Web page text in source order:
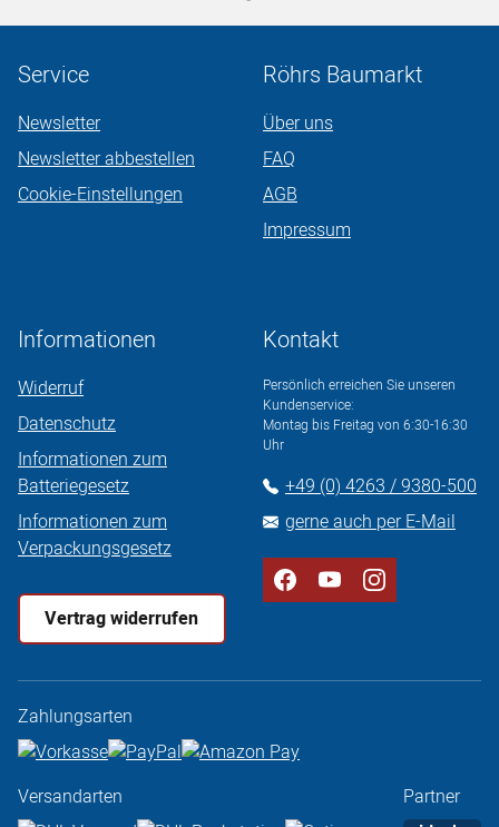
Service
Newsletter
Newsletter abbestellen
Cookie-Einstellungen
Röhrs Baumarkt
Über uns
FAQ
AGB
Impressum
Informationen
Widerruf
Datenschutz
Informationen zum
Batteriegesetz
Informationen zum
Verpackungsgesetz
Vertrag widerrufen
Kontakt
Persönlich erreichen Sie unseren
Kundenservice:
Montag bis Freitag von 6:30-16:30
Uhr
+49 (0) 4263 / 9380-500
gerne auch per E-Mail
Zahlungsarten
Versandarten Partner